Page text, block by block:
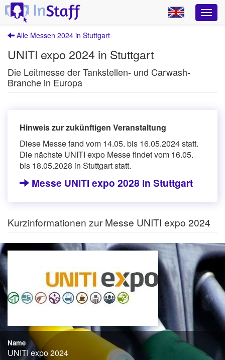
Alle Messen 2024 in Stuttgart
UNITI expo 2024 in Stuttgart
Die Leitmesse der Tankstellen- und Carwash-
Branche in Europa
Hinweis zur zukünftigen Veranstaltung
Diese Messe fand vom 14.05. bis 16.05.2024 statt.
Die nächste UNITI expo Messe findet vom 16.05.
bis 18.05.2028 in Stuttgart statt.
Messe UNITI expo 2028 in Stuttgart
Kurzinformationen zur Messe UNITI expo 2024
Name
UNITI expo 2024